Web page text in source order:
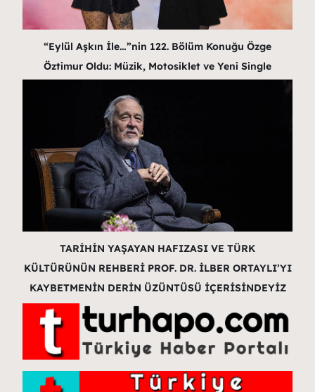
“Eylül Aşkın İle…”nin 122. Bölüm Konuğu Özge
Öztimur Oldu: Müzik, Motosiklet ve Yeni Single
TARİHİN YAŞAYAN HAFIZASI VE TÜRK
KÜLTÜRÜNÜN REHBERİ PROF. DR. İLBER ORTAYLI’YI
KAYBETMENİN DERİN ÜZÜNTÜSÜ İÇERİSİNDEYİZ